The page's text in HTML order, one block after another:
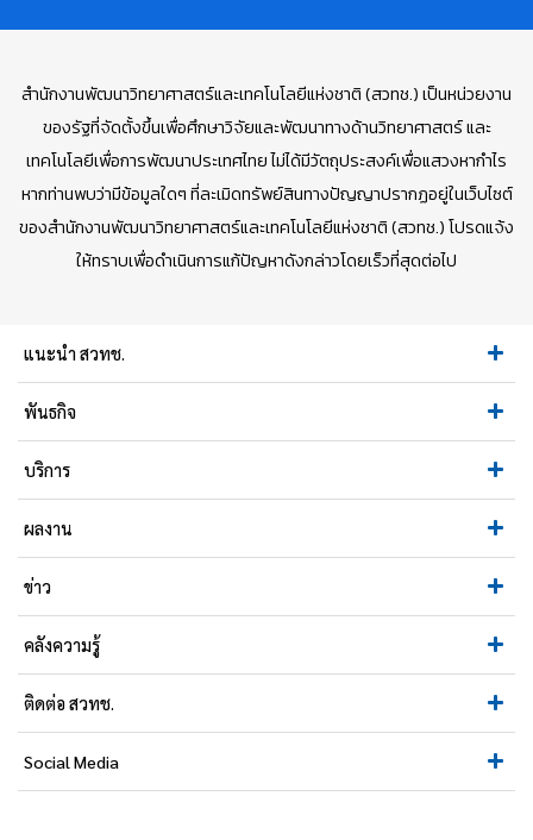
สำนักงานพัฒนาวิทยาศาสตร์และเทคโนโลยีแห่งชาติ (สวทช.) เป็นหน่วยงาน
ของรัฐที่จัดตั้งขึ้นเพื่อศึกษาวิจัยและพัฒนาทางด้านวิทยาศาสตร์ และ
เทคโนโลยีเพื่อการพัฒนาประเทศไทย ไม่ได้มีวัตถุประสงค์เพื่อแสวงหากำไร
หากท่านพบว่ามีข้อมูลใดๆ ที่ละเมิดทรัพย์สินทางปัญญาปรากฏอยู่ในเว็บไซต์
ของสำนักงานพัฒนาวิทยาศาสตร์และเทคโนโลยีแห่งชาติ (สวทช.) โปรดแจ้ง
ให้ทราบเพื่อดำเนินการแก้ปัญหาดังกล่าวโดยเร็วที่สุดต่อไป
แนะนำ สวทช.
พันธกิจ
บริการ
ผลงาน
ข่าว
คลังความรู้
ติดต่อ สวทช.
Social Media